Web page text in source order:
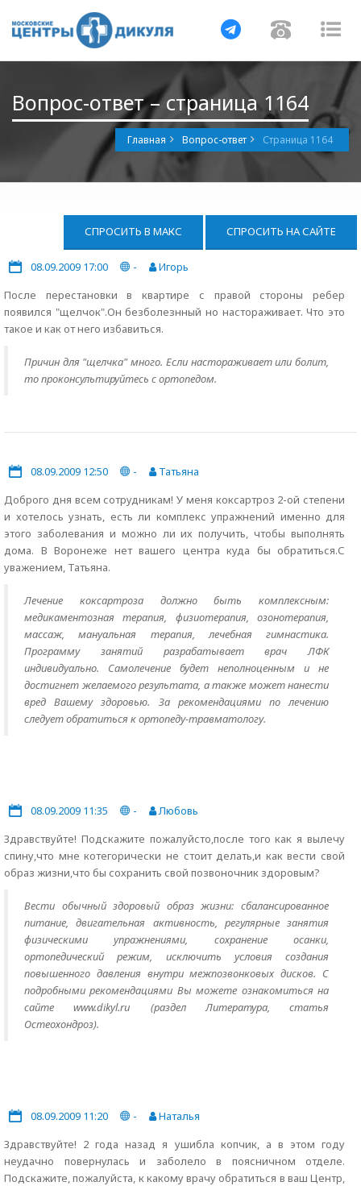
Навигация
Вопрос-ответ – страница 1164
Главная Вопрос-ответ Страница 1164
СПРОСИТЬ В МАКС СПРОСИТЬ НА САЙТЕ
08.09.2009 17:00 -
Игорь
После перестановки в квартире с правой стороны ребер
появился "щелчок".Он безболезнный но настораживает. Что это
такое и как от него избавиться.
Причин для "щелчка" много. Если настораживает или болит,
то проконсультируйтесь с ортопедом.
08.09.2009 12:50 -
Татьяна
Доброго дня всем сотрудникам! У меня коксартроз 2-ой степени
и хотелось узнать, есть ли комплекс упражнений именно для
этого заболевания и можно ли их получить, чтобы выполнять
дома. В Воронеже нет вашего центра куда бы обратиться.С
уважением, Татьяна.
Лечение коксартроза должно быть комплексным:
медикаментозная терапия, физиотерапия, озонотерапия,
массаж, мануальная терапия, лечебная гимнастика.
Программу занятий разрабатывает врач ЛФК
индивидуально. Самолечение будет неполноценным и не
достигнет желаемого результата, а также может нанести
вред Вашему здоровью. За рекомендациями по лечению
следует обратиться к ортопеду-травматологу.
08.09.2009 11:35 -
Любовь
Здравствуйте! Подскажите пожалуйсто,после того как я вылечу
спину,что мне котегорически не стоит делать,и как вести свой
образ жизни,что бы сохранить свой позвоночник здоровым?
Вести обычный здоровый образ жизни: сбалансированное
питание, двигательная активность, регулярные занятия
физическими упражнениями, сохранение осанки,
ортопедический режим, исключить условия создания
повышенного давления внутри межпозвонковых дисков. С
подробными рекомендациями Вы можете ознакомиться на
сайте www.dikyl.ru (раздел Литература, статья
Остеохондроз).
08.09.2009 11:20 -
Наталья
Здравствуйте! 2 года назад я ушибла копчик, а в этом году
неудачно повернулась и заболело в поясничном отделе.
Подскажите, пожалуйста, к какому врачу обратиться в ваш Центр,